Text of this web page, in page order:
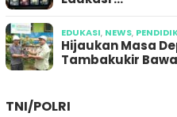
EDUKASI, NEWS,
Hijaukan Masa
Tambakukir
TNI/POLRI